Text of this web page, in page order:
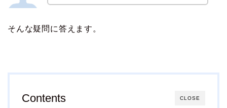
そんな疑問に答えます。
CLOSE
Contents